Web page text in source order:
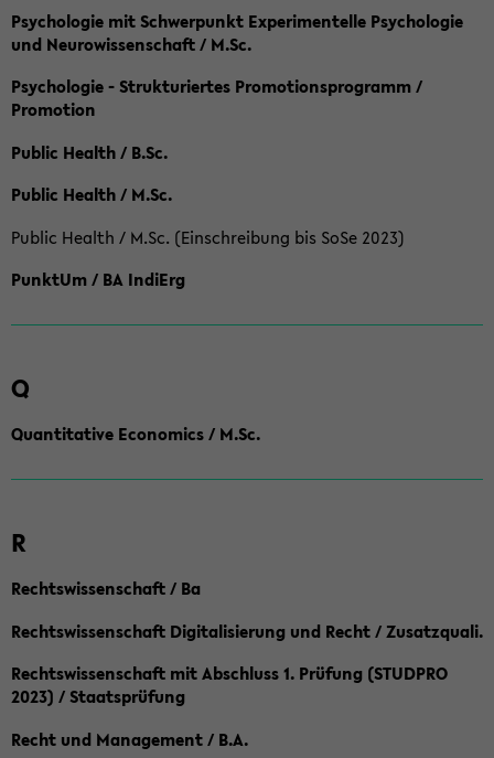
Psychologie mit Schwerpunkt Experimentelle Psychologie
und Neurowissenschaft / M.Sc.
Psychologie - Strukturiertes Promotionsprogramm /
Promotion
Public Health / B.Sc.
Public Health / M.Sc.
Public Health / M.Sc. (Einschreibung bis SoSe 2023)
PunktUm / BA IndiErg
Q
Quantitative Economics / M.Sc.
R
Rechtswissenschaft / Ba
Rechtswissenschaft Digitalisierung und Recht / Zusatzquali.
Rechtswissenschaft mit Abschluss 1. Prüfung (STUDPRO
2023) / Staatsprüfung
Recht und Management / B.A.